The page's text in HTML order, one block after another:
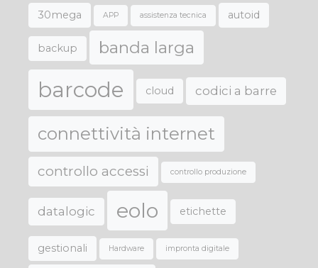
30mega APP assistenza tecnica autoid
backup banda larga
barcode cloud codici a barre
connettività internet
controllo accessi controllo produzione
datalogic eolo etichette
gestionali Hardware impronta digitale